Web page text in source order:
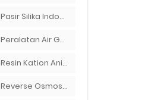
Pasir Silika Indonesia
Peralatan Air Galon RO Palembang
Resin Kation Anion
Reverse Osmosis Micron